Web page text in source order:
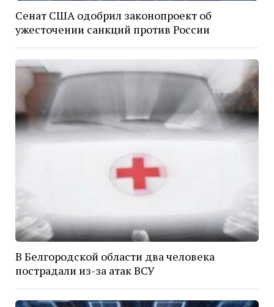
Сенат США одобрил законопроект об
ужесточении санкций против России
В Белгородской области два человека
пострадали из-за атак ВСУ